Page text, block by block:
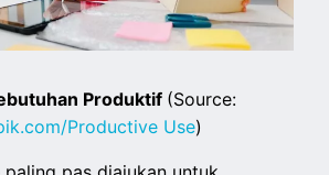
Produktif (Source:
Productive Use)